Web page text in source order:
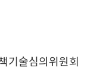
기술심의위원회